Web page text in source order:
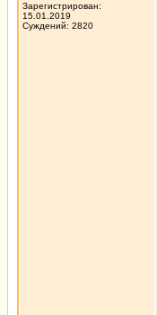
Зарегистрирован:
15.01.2019
Суждений: 2820